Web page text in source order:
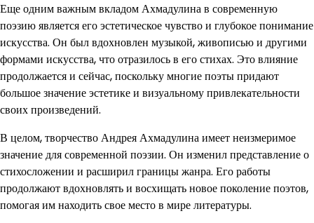
Еще одним важным вкладом Ахмадулина в современную
поэзию является его эстетическое чувство и глубокое понимание
искусства. Он был вдохновлен музыкой, живописью и другими
формами искусства, что отразилось в его стихах. Это влияние
продолжается и сейчас, поскольку многие поэты придают
большое значение эстетике и визуальному привлекательности
своих произведений.
В целом, творчество Андрея Ахмадулина имеет неизмеримое
значение для современной поэзии. Он изменил представление о
стихосложении и расширил границы жанра. Его работы
продолжают вдохновлять и восхищать новое поколение поэтов,
помогая им находить свое место в мире литературы.